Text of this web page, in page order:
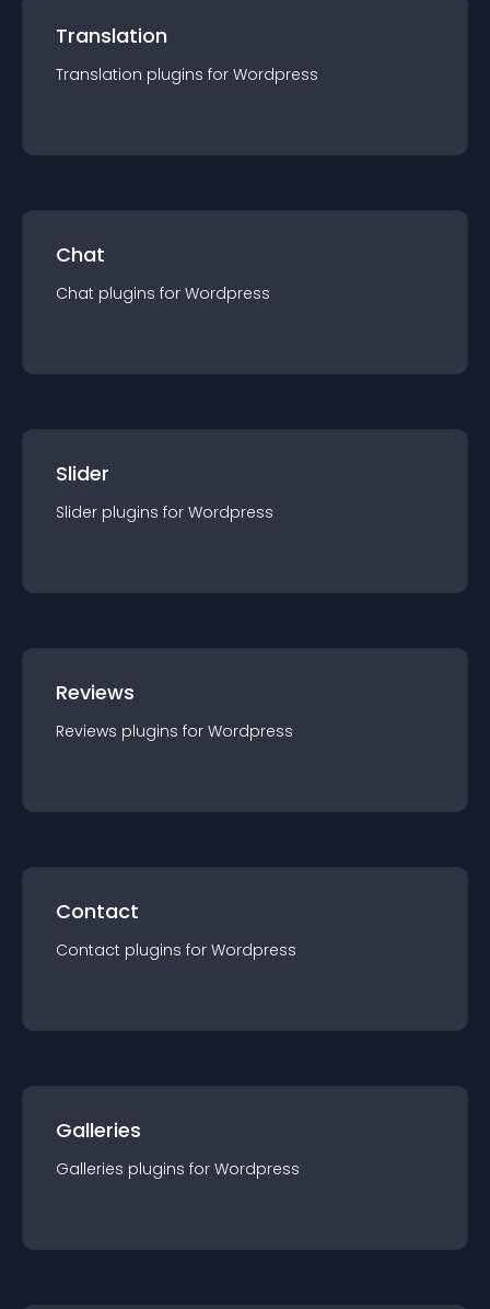
Translation
Translation plugins for Wordpress
Chat
Chat plugins for Wordpress
Slider
Slider plugins for Wordpress
Reviews
Reviews plugins for Wordpress
Contact
Contact plugins for Wordpress
Galleries
Galleries plugins for Wordpress